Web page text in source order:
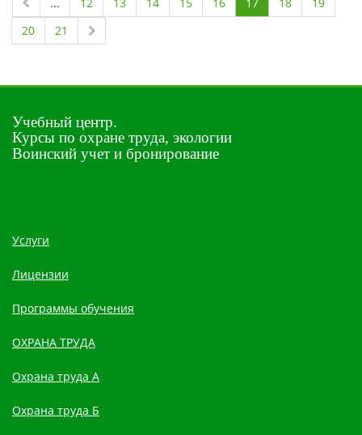
20
21
Учебный центр.
Курсы по охране труда, экологии
Воинский учет и бронирование
Услуги
Лицензии
Программы обучения
ОХРАНА ТРУДА
Охрана труда А
Охрана труда Б